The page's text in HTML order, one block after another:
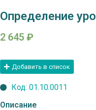
Определение
2 645 ₽
Добавить в список
Код: 01.10.0011
Описание